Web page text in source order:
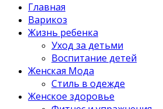
Главная
Варикоз
Жизнь ребенка
Уход за детьми
Воспитание детей
Женская Мода
Стиль в одежде
Женское здоровье